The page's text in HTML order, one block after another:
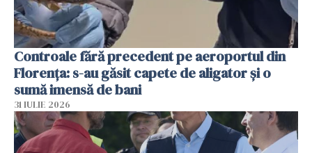
Controale fără precedent pe aeroportul din
Florența: s-au găsit capete de aligator și o
sumă imensă de bani
31 IULIE 2026